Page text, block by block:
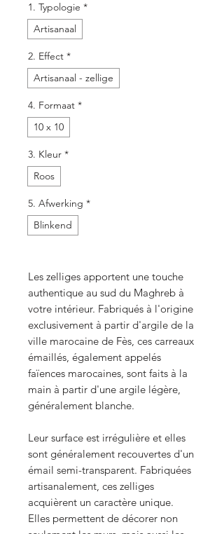
1. Typologie *
Artisanaal
2. Effect *
Artisanaal - zellige
4. Formaat *
10 x 10
3. Kleur *
Roos
5. Afwerking *
Blinkend
Les zelliges apportent une touche
authentique au sud du Maghreb à
votre intérieur. Fabriqués à l'origine
exclusivement à partir d'argile de la
ville marocaine de Fès, ces carreaux
émaillés, également appelés
faïences marocaines, sont faits à la
main à partir d'une argile légère,
généralement blanche.
Leur surface est irrégulière et elles
sont généralement recouvertes d'un
émail semi-transparent. Fabriquées
artisanalement, ces zelliges
acquièrent un caractère unique.
Elles permettent de décorer non